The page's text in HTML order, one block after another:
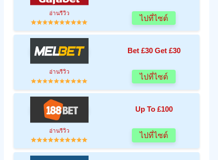
อ่านรีวิว
ไปที่ไซต์
Bet £30 Get £30
อ่านรีวิว
ไปที่ไซต์
Up To £100
อ่านรีวิว
ไปที่ไซต์